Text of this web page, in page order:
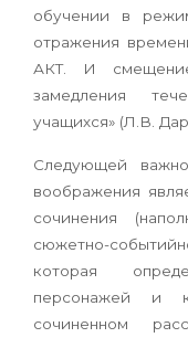
обучении в
отражения
АКТ. И
замедления
учащихся» (Л.В.
Следующей
воображения
сочинения
сюжетно-
которая
персонажей и
сочиненном